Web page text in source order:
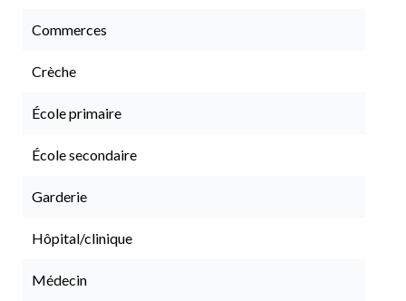
Commerces
Crèche
École primaire
École secondaire
Garderie
Hôpital/clinique
Médecin